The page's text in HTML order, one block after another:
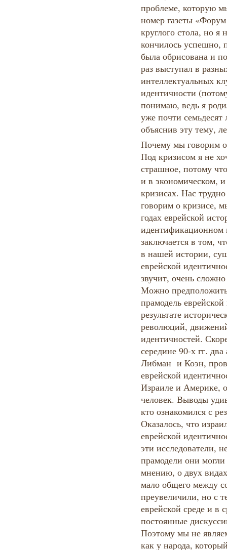
проблеме, которую
номер газеты
круглого стола, но я
кончилось успешно,
была обрисована и
раз выступал в
интеллектуальных
идентичности
понимаю, ведь я
уже почти
объяснив эту тему,
Почему мы говорим
Под кризисом я не
страшное, потому
и в экономическом,
кризисах. Нас
говорим о кризисе,
годах еврейской
идентификационном
заключается в том,
в нашей истории,
еврейской
звучит, очень
Можно
прамодель
результате
революций,
идентичностей.
середине 90-х гг.
Либман и Коэн,
еврейской
Израиле и Америке,
человек. Выводы
кто ознакомился с
Оказалось, что
еврейской
эти исследователи,
прамодели они
мнению, о двух
мало общего между
преувеличили, но с
еврейской среде и в
постоянные
Поэтому мы не
как у народа,